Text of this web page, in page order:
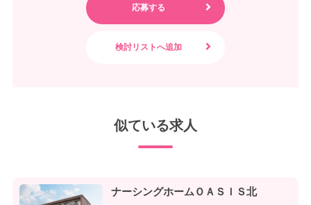
似ている求人
ナーシングホームＯＡＳＩＳ北